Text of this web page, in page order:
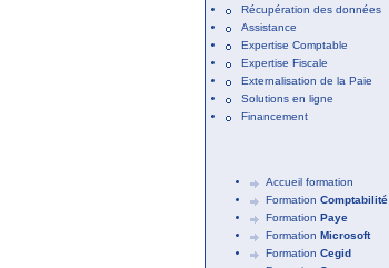
Récupération des données
Assistance
Expertise Comptable
Expertise Fiscale
Externalisation de la Paie
Solutions en ligne
Financement
Accueil formation
Formation Comptabilité
Formation Paye
Formation Microsoft
Formation Cegid